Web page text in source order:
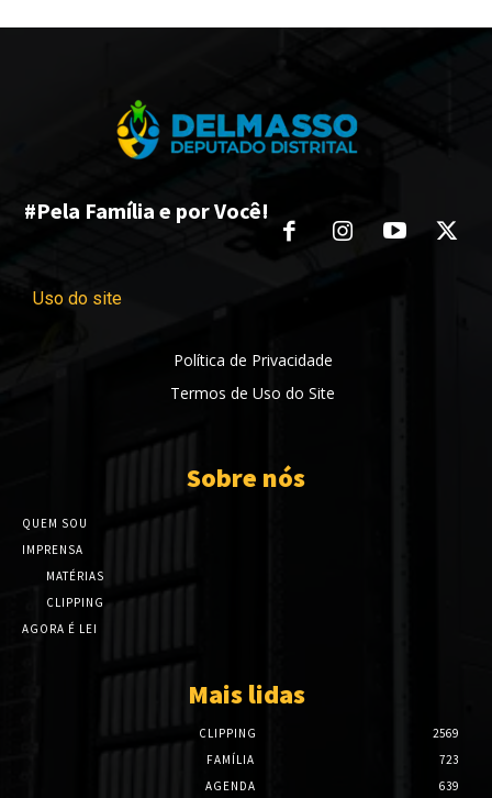
#Pela Família e por Você!
Uso do site
Política de Privacidade
Termos de Uso do Site
Sobre nós
QUEM SOU
IMPRENSA
MATÉRIAS
CLIPPING
AGORA É LEI
Mais lidas
CLIPPING
2569
FAMÍLIA
723
AGENDA
639